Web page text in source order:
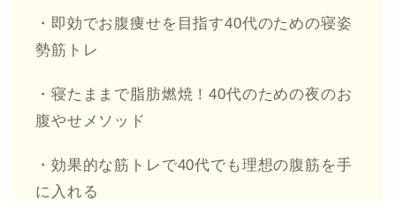
・即効でお腹痩せを目指す40代のための寝姿
勢筋トレ
・寝たままで脂肪燃焼！40代のための夜のお
腹やせメソッド
・効果的な筋トレで40代でも理想の腹筋を手
に入れる